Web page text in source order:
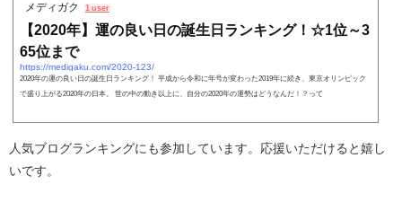
メディガク 1 user
【2020年】運の良い日の誕生日ランキング！☆1位～3
65位まで
https://medigaku.com/2020-123/
2020年の運の良い日の誕生日ランキング！ 平成から令和に年号が変わった2019年に続き、東京オリンピック
で盛り上がる2020年の日本。 世の中の動き以上に、自分の2020年の運勢はどうなんだ！？って
人気ブログランキングにも参加しています。応援いただけると嬉し
いです。